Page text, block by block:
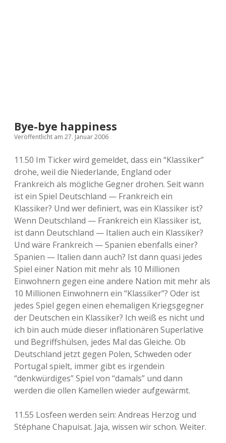
Bye-bye happiness
Veröffentlicht am 27. Januar 2006
11.50 Im Ticker wird gemeldet, dass ein “Klassiker”
drohe, weil die Niederlande, England oder
Frankreich als mögliche Gegner drohen. Seit wann
ist ein Spiel Deutschland — Frankreich ein
Klassiker? Und wer definiert, was ein Klassiker ist?
Wenn Deutschland — Frankreich ein Klassiker ist,
ist dann Deutschland — Italien auch ein Klassiker?
Und wäre Frankreich — Spanien ebenfalls einer?
Spanien — Italien dann auch? Ist dann quasi jedes
Spiel einer Nation mit mehr als 10 Millionen
Einwohnern gegen eine andere Nation mit mehr als
10 Millionen Einwohnern ein “Klassiker”? Oder ist
jedes Spiel gegen einen ehemaligen Kriegsgegner
der Deutschen ein Klassiker? Ich weiß es nicht und
ich bin auch müde dieser inflationären Superlative
und Begriffshülsen, jedes Mal das Gleiche. Ob
Deutschland jetzt gegen Polen, Schweden oder
Portugal spielt, immer gibt es irgendein
“denkwürdiges” Spiel von “damals” und dann
werden die ollen Kamellen wieder aufgewärmt.
11.55 Losfeen werden sein: Andreas Herzog und
Stéphane Chapuisat. Jaja, wissen wir schon. Weiter.